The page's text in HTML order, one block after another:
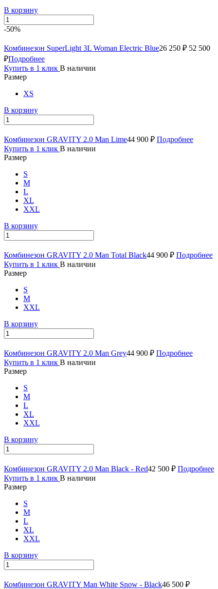
В корзину
-50%
Комбинезон SuperLight 3L Woman Electric Blue26 250 ₽ 52 500
₽Подробнее
Купить в 1 клик В наличии
Размер
XS
В корзину
Комбинезон GRAVITY 2.0 Man Lime44 900 ₽ Подробнее
Купить в 1 клик В наличии
Размер
S
M
L
XL
XXL
В корзину
Комбинезон GRAVITY 2.0 Man Total Black44 900 ₽ Подробнее
Купить в 1 клик В наличии
Размер
S
M
XXL
В корзину
Комбинезон GRAVITY 2.0 Man Grey44 900 ₽ Подробнее
Купить в 1 клик В наличии
Размер
S
M
L
XL
XXL
В корзину
Комбинезон GRAVITY 2.0 Man Black - Red42 500 ₽ Подробнее
Купить в 1 клик В наличии
Размер
S
M
L
XL
XXL
В корзину
Комбинезон GRAVITY Man White Snow - Black46 500 ₽